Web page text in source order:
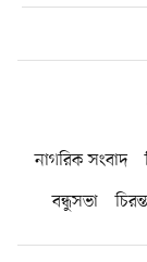
নাগরিক সংবাদ
বন্ধুসভা